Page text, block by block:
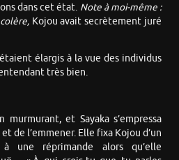
dans cet état. Note à moi-même :
,Kojou avait secrètement juré
élargis à la vue des individus
très bien.
murmurant, et Sayaka s’empressa
de l’emmener. Elle fixa Kojou d’un
une réprimande alors qu’elle